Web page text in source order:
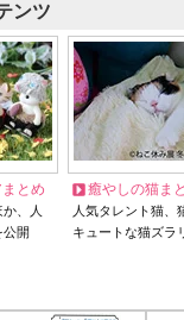
ンツ
とめ
、人
公開
癒やしの猫ま
人気タレント猫
キュートな猫ズラ